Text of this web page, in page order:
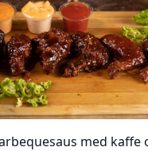
med kaffe